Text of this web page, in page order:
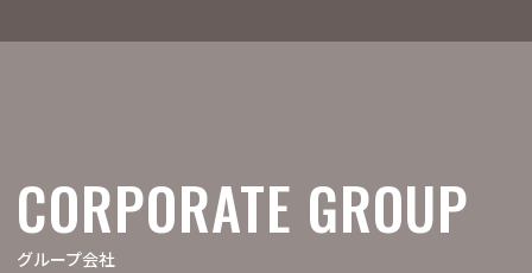
CORPORATE GROUP
グループ会社